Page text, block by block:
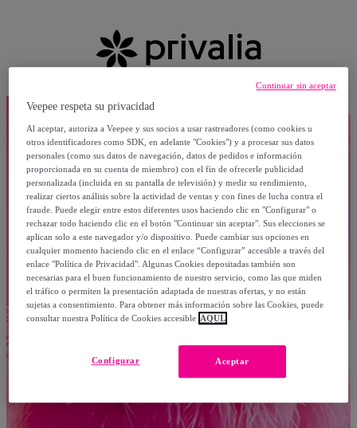
Veepee respeta su privacidad
Al aceptar, autoriza a Veepee y sus socios a usar rastreadores (como cookies u
otros identificadores como SDK, en adelante "Cookies") y a procesar sus datos
personales (como sus datos de navegación, datos de pedidos e información
proporcionada en su cuenta de miembro) con el fin de ofrecerle publicidad
personalizada (incluida en su pantalla de televisión) y medir su rendimiento,
realizar ciertos análisis sobre la actividad de ventas y con fines de lucha contra el
fraude. Puede elegir entre estos diferentes usos haciendo clic en "Configurar" o
rechazar todo haciendo clic en el botón "Continuar sin aceptar". Sus elecciones se
aplican solo a este navegador y/o dispositivo. Puede cambiar sus opciones en
cualquier momento haciendo clic en el enlace “Configurar” accesible a través del
enlace "Política de Privacidad". Algunas Cookies depositadas también son
necesarias para el buen funcionamiento de nuestro servicio, como las que miden
el tráfico o permiten la presentación adaptada de nuestras ofertas, y no están
sujetas a consentimiento. Para obtener más información sobre las Cookies, puede
consultar nuestra Política de Cookies accesible AQUÍ.
Aceptar
Configurar
Continuar sin aceptar